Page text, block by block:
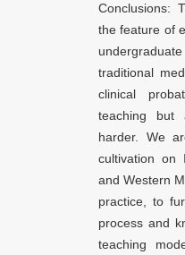
Conclusions:
the feature of
traditional
clinical
teaching but
harder. We
cultivation on
and Western
practice, to
process and
teaching